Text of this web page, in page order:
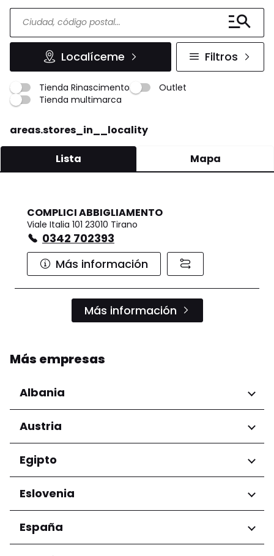
Localíceme Filtros
Tienda Rinascimento
Outlet
Tienda multimarca
areas.stores_in__locality
Lista Mapa
COMPLICI ABBIGLIAMENTO
Viale Italia 101 23010 Tirano
0342 702393
Más información
Más información
Más empresas
Albania
Regiones
Condado de Tirana
Austria
Regiones
Niederösterreich
Salzburg
Wien
Egipto
Regiones
Gobernación de El Cairo
Eslovenia
Regiones
Ljubljana
España